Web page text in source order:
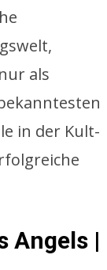
als
in der Kult-
Angels |